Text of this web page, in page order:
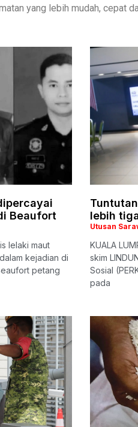
yang lebih mudah, cepat
Beaufort
lelaki maut
kejadian di
petang
lebih
Utusan
KUALA
skim
Sosial
pada